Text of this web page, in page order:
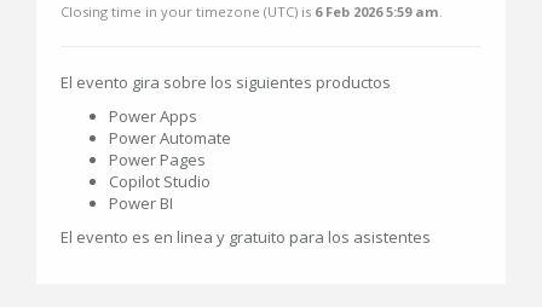
Closing time in your timezone (UTC) is 6 Feb 2026 5:59 am.
El evento gira sobre los siguientes productos
Power Apps
Power Automate
Power Pages
Copilot Studio
Power BI
El evento es en linea y gratuito para los asistentes